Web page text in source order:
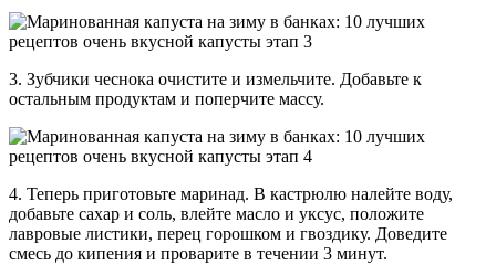
3. Зубчики чеснока очистите и измельчите. Добавьте к
остальным продуктам и поперчите массу.
4. Теперь приготовьте маринад. В кастрюлю налейте воду,
добавьте сахар и соль, влейте масло и уксус, положите
лавровые листики, перец горошком и гвоздику. Доведите
смесь до кипения и проварите в течении 3 минут.